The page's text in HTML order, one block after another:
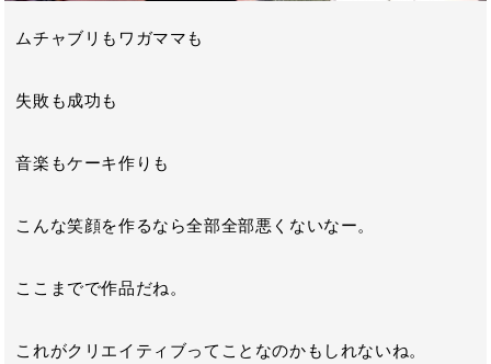
ムチャブリもワガママも
失敗も成功も
音楽もケーキ作りも
こんな笑顔を作るなら全部全部悪くないなー。
ここまでで作品だね。
これがクリエイティブってことなのかもしれないね。